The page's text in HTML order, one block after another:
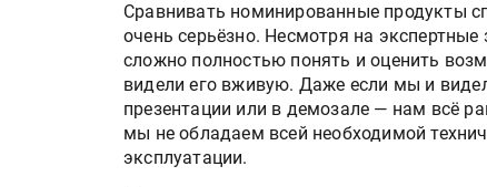
Сравнивать номинированные продукты
очень серьёзно. Несмотря на
сложно полностью понять и оценить
видели его вживую. Даже если мы и
презентации или в демозале — нам всё
мы не обладаем всей необходимой
эксплуатации.